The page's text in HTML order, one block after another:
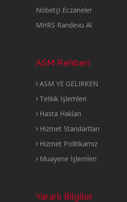
Nöbetçi Eczaneler
MHRS Randevu Al
ASM Rehberi
ASM YE GELIRKEN
Tetkik İşlemleri
Hasta Hakları
Hizmet Standartları
Hizmet Politikamız
Muayene İşlemleri
Yararlı Bilgiler